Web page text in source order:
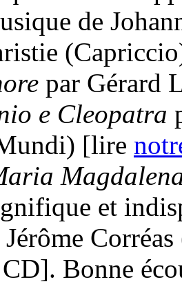
de
par Gérard
e Cleopatra
[lire
et
Jérôme
Bonne